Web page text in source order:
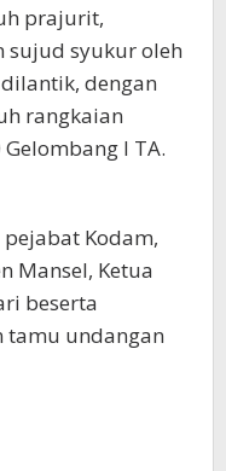
prajurit,
sujud syukur oleh
dengan
rangkaian
I TA.
Kodam,
Mansel, Ketua
beserta
tamu undangan